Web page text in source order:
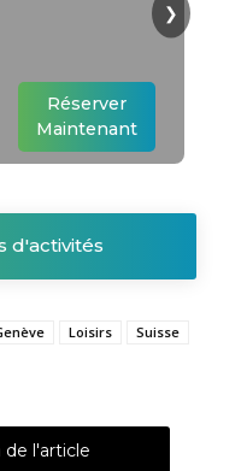
Réserver
Maintenant
❯
d'activités
Loisirs
Suisse
de l'article